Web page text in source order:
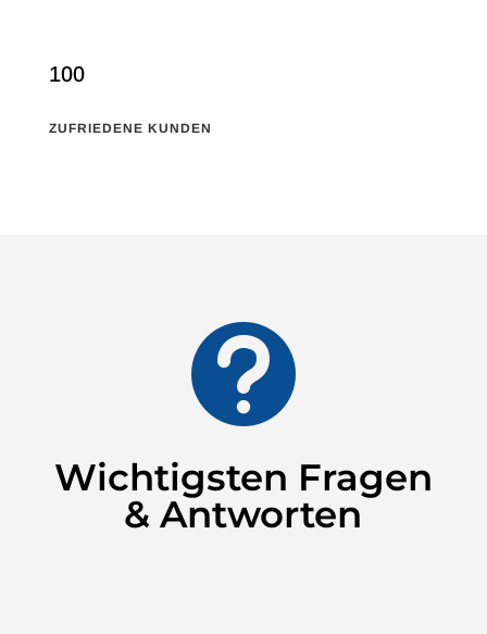
100
ZUFRIEDENE KUNDEN

Wichtigsten Fragen
& Antworten